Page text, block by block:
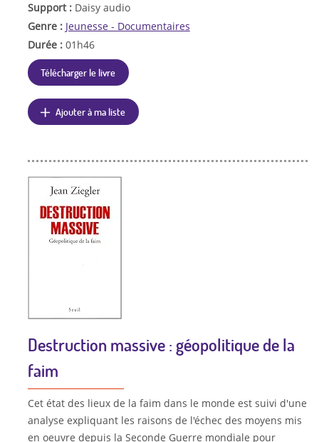
Support : Daisy audio
Genre : Jeunesse - Documentaires
Durée : 01h46
Télécharger le livre
Ajouter à ma liste
Destruction massive : géopolitique de la
faim
Cet état des lieux de la faim dans le monde est suivi d'une
analyse expliquant les raisons de l'échec des moyens mis
en oeuvre depuis la Seconde Guerre mondiale pour